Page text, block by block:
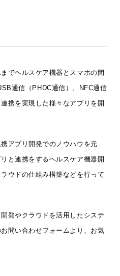
でヘルスケア機器とスマホの間
通信（PHDC通信）、NFC通信
携を実現した様々なアプリを開
アプリ開発でのノウハウを元
と連携をするヘルスケア機器開
ウドの仕組み構築などを行って
発やクラウドを活用したシステ
問い合わせフォームより、お気